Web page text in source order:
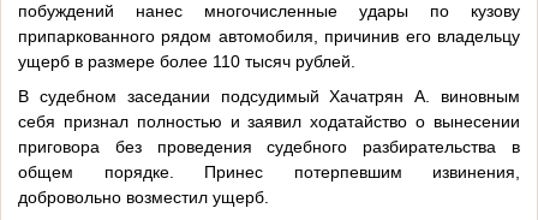
побуждений нанес многочисленные удары по кузову
припаркованного рядом автомобиля, причинив его владельцу
ущерб в размере более 110 тысяч рублей.
В судебном заседании подсудимый Хачатрян А. виновным
себя признал полностью и заявил ходатайство о вынесении
приговора без проведения судебного разбирательства в
общем порядке. Принес потерпевшим извинения,
добровольно возместил ущерб.